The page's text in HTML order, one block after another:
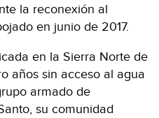
la reconexión al
en junio de 2017.
en la Sierra Norte de
años sin acceso al agua
armado de
su comunidad